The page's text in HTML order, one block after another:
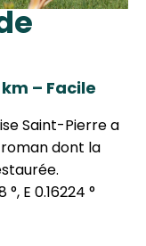
– Facile
Saint-Pierre a
dont la
E 0.16224 °